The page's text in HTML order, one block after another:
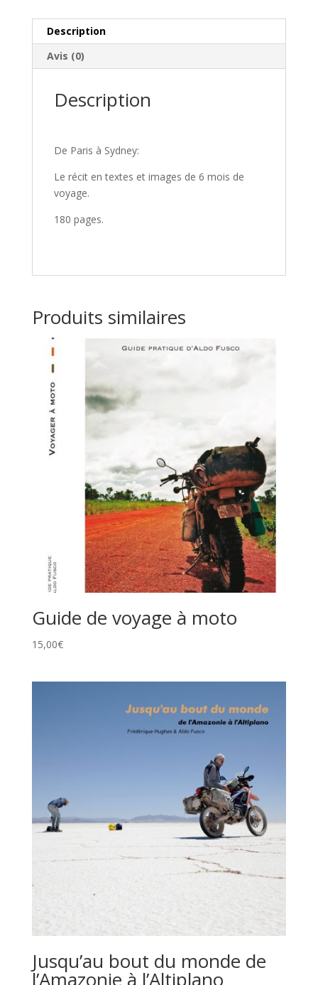
Paris
à
Sydney
Description
Avis (0)
Description
De Paris à Sydney:
Le récit en textes et images de 6 mois de
voyage.
180 pages.
Produits similaires
Guide de voyage à moto
15,00€
Jusqu’au bout du monde de
l’Amazonie à l’Altiplano